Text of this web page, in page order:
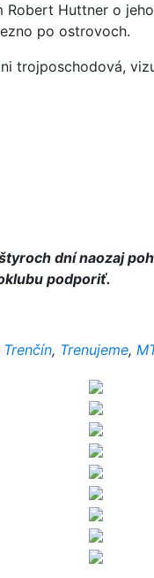
Huttner o
po ostrovoch.
trojposchodová,
dní naozaj
podporiť.
, Trenujeme,